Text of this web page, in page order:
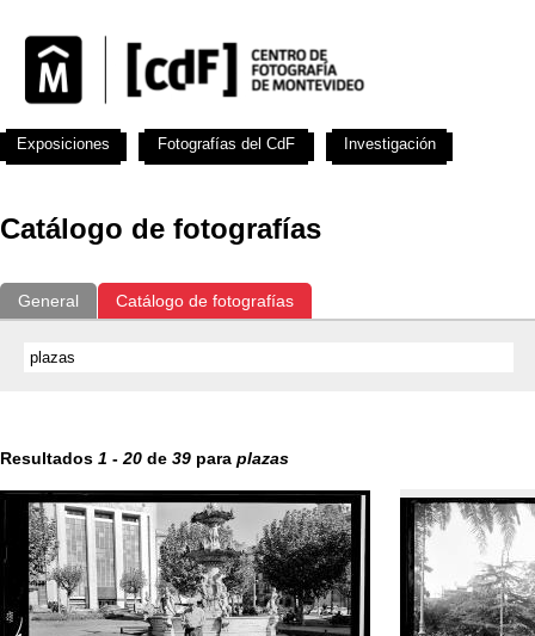
Catálogo de fotografías
General Catálogo de fotografías
Resultados 1 - 20 de 39 para plazas
Exposiciones Fotografías del CdF Investigación